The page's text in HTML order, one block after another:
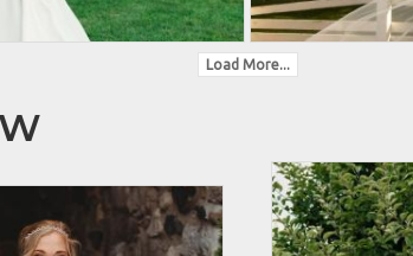
Load More...